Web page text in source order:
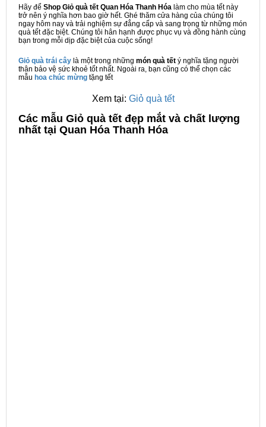
Hãy để Shop Giỏ quà tết Quan Hóa Thanh Hóa làm cho mùa tết này
trở nên ý nghĩa hơn bao giờ hết. Ghé thăm cửa hàng của chúng tôi
ngay hôm nay và trải nghiệm sự đẳng cấp và sang trọng từ những món
quà tết đặc biệt. Chúng tôi hân hạnh được phục vụ và đồng hành cùng
bạn trong mỗi dịp đặc biệt của cuộc sống!
Giỏ quà trái cây là một trong những món quà tết ý nghĩa tặng người
thân bảo vệ sức khoẻ tốt nhất. Ngoài ra, bạn cũng có thể chọn các
mẫu hoa chúc mừng tặng tết
Xem tại: Giỏ quà tết
Các mẫu Giỏ quà tết đẹp mắt và chất lượng
nhất tại Quan Hóa Thanh Hóa